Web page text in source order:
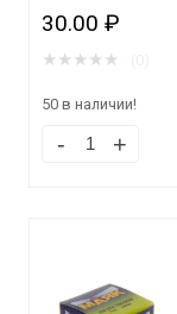
30.00₽
★ ★ ★ ★ ★
50 в наличии!